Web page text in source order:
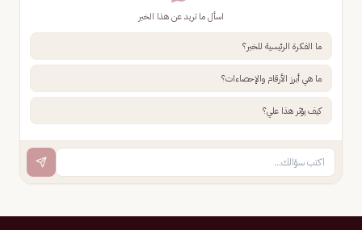
اسأل ما تريد عن هذا الخبر
ما الفكرة الرئيسية للخبر؟
ما هي أبرز الأرقام والإحصاءات؟
كيف يؤثر هذا علي؟